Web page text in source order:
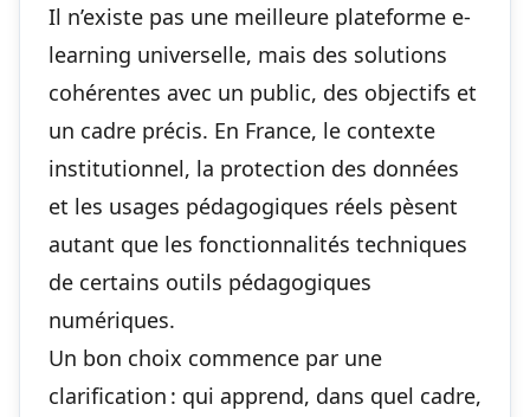
Il n’existe pas une meilleure plateforme e-
learning universelle, mais des solutions
cohérentes avec un public, des objectifs et
un cadre précis. En France, le contexte
institutionnel, la protection des données
et les usages pédagogiques réels pèsent
autant que les fonctionnalités techniques
de certains outils pédagogiques
numériques.
Un bon choix commence par une
clarification : qui apprend, dans quel cadre,